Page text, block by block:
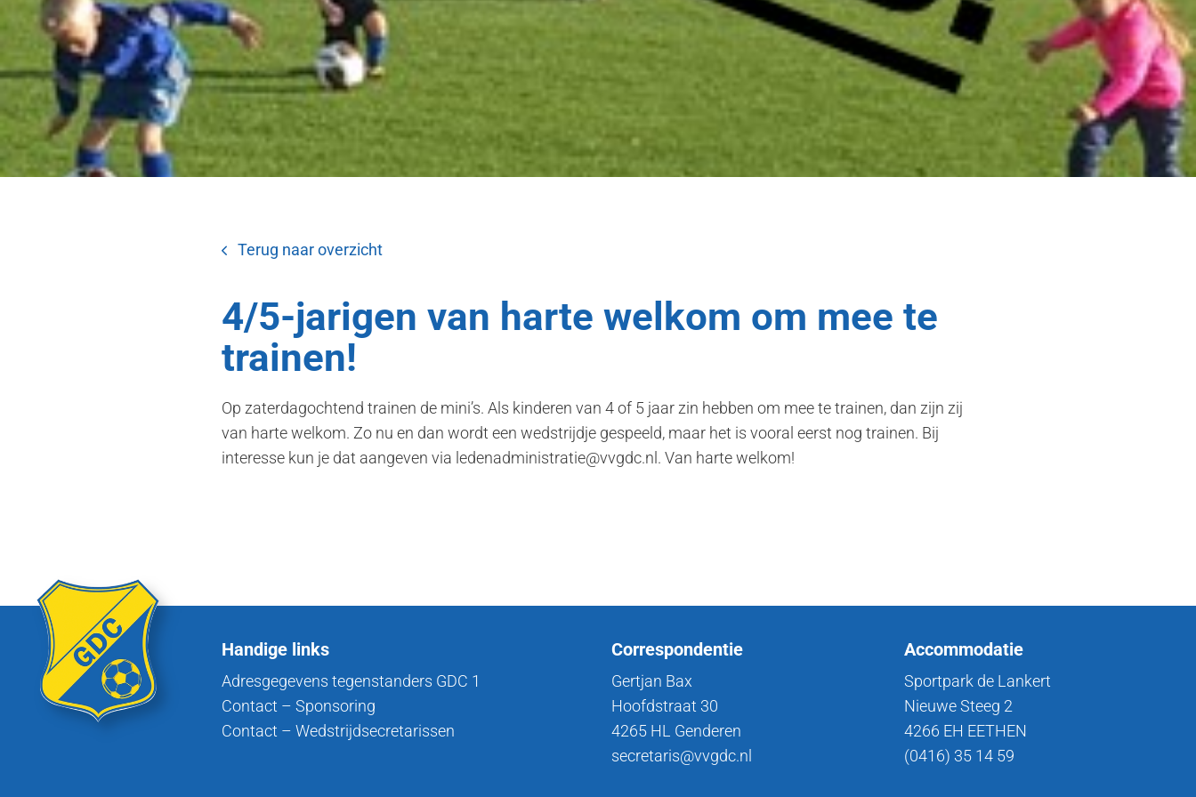
Terug naar overzicht
4/5-jarigen van harte welkom om mee te
trainen!
Op zaterdagochtend trainen de mini’s. Als kinderen van 4 of 5 jaar zin hebben om mee te trainen, dan zijn zij
van harte welkom. Zo nu en dan wordt een wedstrijdje gespeeld, maar het is vooral eerst nog trainen. Bij
interesse kun je dat aangeven via ledenadministratie@vvgdc.nl. Van harte welkom!
Handige links
Adresgegevens tegenstanders GDC 1
Contact – Sponsoring
Contact – Wedstrijdsecretarissen
Correspondentie
Gertjan Bax
Hoofdstraat 30
4265 HL Genderen
secretaris@vvgdc.nl
Accommodatie
Sportpark de Lankert
Nieuwe Steeg 2
4266 EH EETHEN
(0416) 35 14 59